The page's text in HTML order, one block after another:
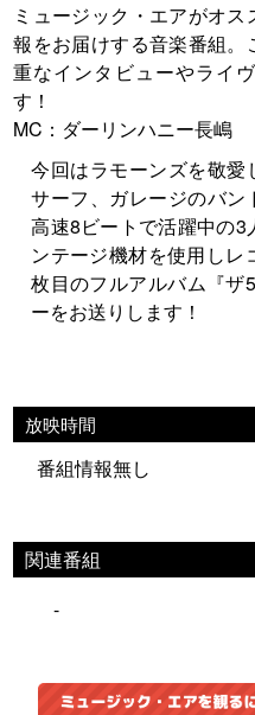
ミュージック・エアがオ
報をお届けする音楽番組
重なインタビューやライ
す！
MC：ダーリンハニー長嶋
今回はラモーンズを敬愛
サーフ、ガレージのバ
高速8ビートで活躍中の3
ンテージ機材を使用し
枚目のフルアルバム『ザ
ーをお送りします！
放映時間
番組情報無し
関連番組
-